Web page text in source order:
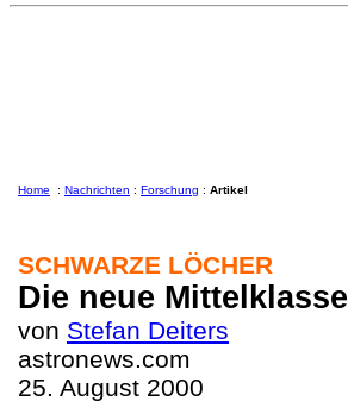
Home : Nachrichten : Forschung : Artikel
SCHWARZE LÖCHER
Die neue Mittelklasse
von Stefan Deiters
astronews.com
25. August 2000